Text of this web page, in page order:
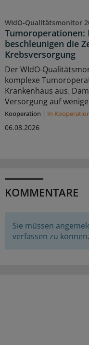
WIdO-Qualitätsmonitor
Tumoroperationen:
beschleunigen die
Krebsversorgung
Der WIdO-
komplexe
Krankenhaus aus.
Versorgung auf
Kooperation | In
06.08.2026
KOMMENTARE
Sie müssen
verfassen zu können.